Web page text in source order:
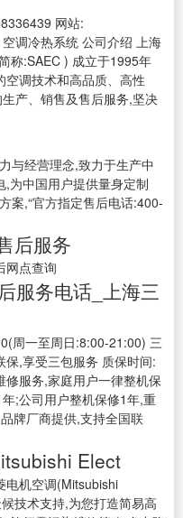
网站:
调冷热系统 公司介绍 上海
称:SAEC ) 成立于1995年
调技术和高品质、高性
产、销售及售后服务,坚决
与经营理念,致力于生产中
为中国用户提供量身定制
案,“官方指定售后电话:400-
后服务
网点查询
服务电话_上海三
周一至周日:8:00-21:00) 三
,享受三包服务 质保时间:
服务,家庭用户一律整机保
;公司用户整机保修1年,重
牌厂商提供,支持全国联
Elect
电机空调(Mitsubishi
技术支持,为您打造简易高